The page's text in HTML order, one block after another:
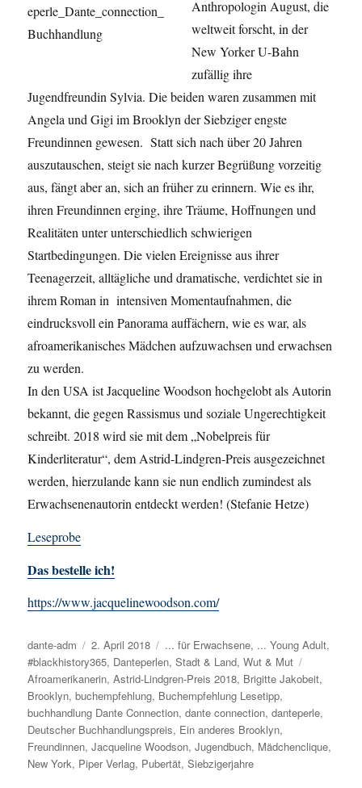
Anthropologin August, die
weltweit forscht, in der
New Yorker U-Bahn
zufällig ihre
Jugendfreundin Sylvia. Die beiden waren zusammen mit
Angela und Gigi im Brooklyn der Siebziger engste
Freundinnen gewesen. Statt sich nach über 20 Jahren
auszutauschen, steigt sie nach kurzer Begrüßung vorzeitig
aus, fängt aber an, sich an früher zu erinnern. Wie es ihr,
ihren Freundinnen erging, ihre Träume, Hoffnungen und
Realitäten unter unterschiedlich schwierigen
Startbedingungen. Die vielen Ereignisse aus ihrer
Teenagerzeit, alltägliche und dramatische, verdichtet sie in
ihrem Roman in intensiven Momentaufnahmen, die
eindrucksvoll ein Panorama auffächern, wie es war, als
afroamerikanisches Mädchen aufzuwachsen und erwachsen
zu werden.
In den USA ist Jacqueline Woodson hochgelobt als Autorin
bekannt, die gegen Rassismus und soziale Ungerechtigkeit
schreibt. 2018 wird sie mit dem „Nobelpreis für
Kinderliteratur“, dem Astrid-Lindgren-Preis ausgezeichnet
werden, hierzulande kann sie nun endlich zumindest als
Erwachsenenautorin entdeckt werden! (Stefanie Hetze)
Leseprobe
Das bestelle ich!
https://www.jacquelinewoodson.com/
Autor
dante-adm
Veröffentlicht
am
2. April 2018 Kategorien
... für Erwachsene, ... Young Adult,
#blackhistory365, Danteperlen,Stadt & Land,Wut & Mut
Afroamerikanerin,Astrid-Lindgren-Preis 2018, Brigitte Jakobeit,
Brooklyn,buchempfehlung, Buchempfehlung Lesetipp,
buchhandlung Dante Connection,dante connection,danteperle,
Deutscher Buchhandlungspreis, Ein anderes Brooklyn,
Freundinnen,Jacqueline Woodson,Jugendbuch, Mädchenclique,
New York, Piper Verlag, Pubertät,Siebzigerjahre